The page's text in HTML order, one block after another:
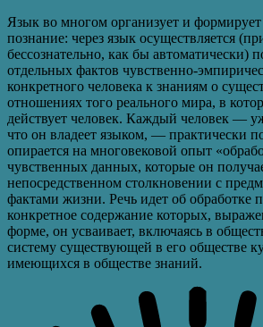
Язык во многом организует и формирует
познание: через язык осуществляется
бессознательно, как бы автоматически)
отдельных фактов чувственно-
конкретного человека к знаниям о
отношениях того реального мира, в
действует человек. Каждый человек —
что он владеет языком, — практически
опирается на многовековой опыт
чувственных данных, которые он
непосредственном столкновении с
фактами жизни. Речь идет об обработке
конкретное содержание которых,
форме, он усваивает, включаясь в
систему существующей в его обществе
имеющихся в обществе знаний.